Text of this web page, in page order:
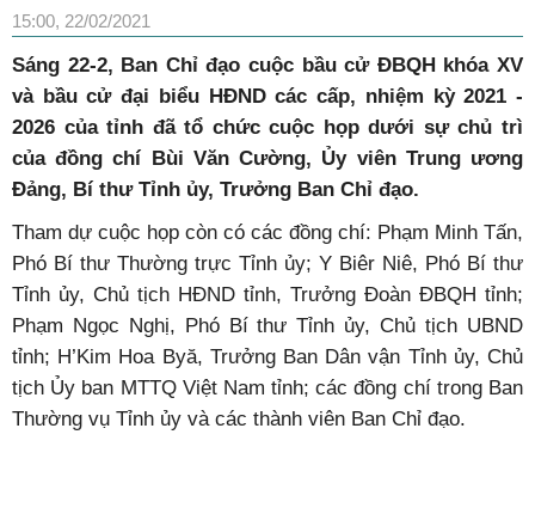
15:00, 22/02/2021
Sáng 22-2, Ban Chỉ đạo cuộc bầu cử ĐBQH khóa XV
và bầu cử đại biểu HĐND các cấp, nhiệm kỳ 2021 -
2026 của tỉnh đã tổ chức cuộc họp dưới sự chủ trì
của đồng chí Bùi Văn Cường, Ủy viên Trung ương
Đảng, Bí thư Tỉnh ủy, Trưởng Ban Chỉ đạo.
Tham dự cuộc họp còn có các đồng chí: Phạm Minh Tấn,
Phó Bí thư Thường trực Tỉnh ủy; Y Biêr Niê, Phó Bí thư
Tỉnh ủy, Chủ tịch HĐND tỉnh, Trưởng Đoàn ĐBQH tỉnh;
Phạm Ngọc Nghị, Phó Bí thư Tỉnh ủy, Chủ tịch UBND
tỉnh; H’Kim Hoa Byă, Trưởng Ban Dân vận Tỉnh ủy, Chủ
tịch Ủy ban MTTQ Việt Nam tỉnh; các đồng chí trong Ban
Thường vụ Tỉnh ủy và các thành viên Ban Chỉ đạo.